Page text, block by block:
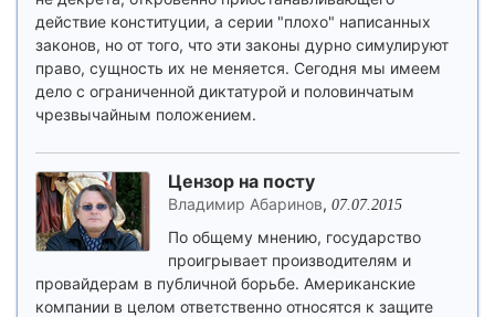
действие конституции, а серии "плохо" написанных
законов, но от того, что эти законы дурно симулируют
право, сущность их не меняется. Сегодня мы имеем
дело с ограниченной диктатурой и половинчатым
чрезвычайным положением.
Цензор на посту
Владимир Абаринов, 07.07.2015
По общему мнению, государство
проигрывает производителям и
провайдерам в публичной борьбе. Американские
компании в целом ответственно относятся к защите